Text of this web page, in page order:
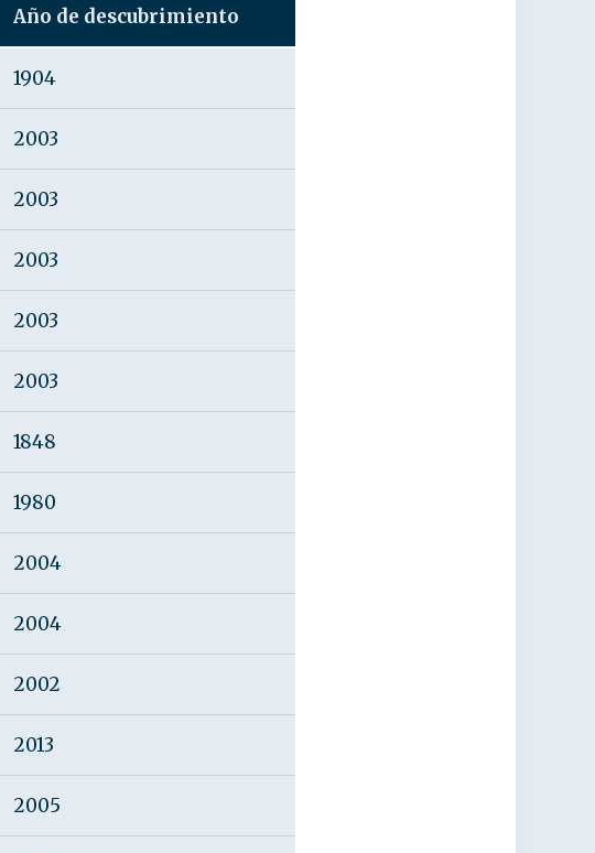
Año de descubrimiento
1904
2003
2003
2003
2003
2003
1848
1980
2004
2004
2002
2013
2005